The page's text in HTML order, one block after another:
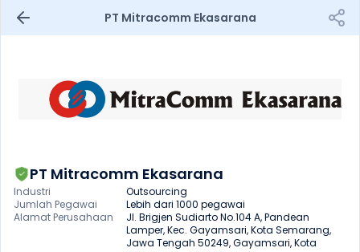
PT Mitracomm Ekasarana
PT Mitracomm Ekasarana
Industri
Outsourcing
Jumlah Pegawai
Lebih dari 1000 pegawai
Alamat Perusahaan
Jl. Brigjen Sudiarto No.104 A, Pandean
Lamper, Kec. Gayamsari, Kota Semarang,
Jawa Tengah 50249, Gayamsari, Kota